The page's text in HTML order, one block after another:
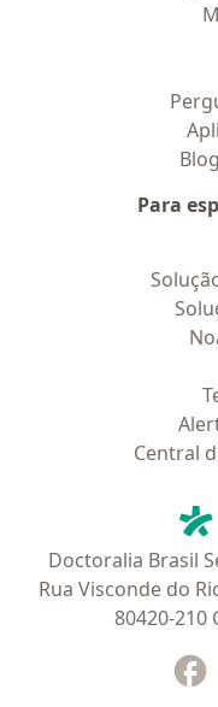
Para
Central
Doctoralia Brasil
Rua Visconde do
80420-210